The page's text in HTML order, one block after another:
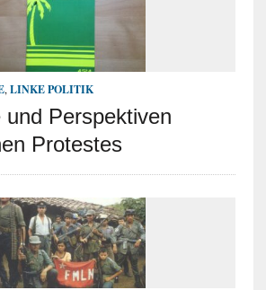
,LINKE POLITIK
und Perspektiven
Protestes